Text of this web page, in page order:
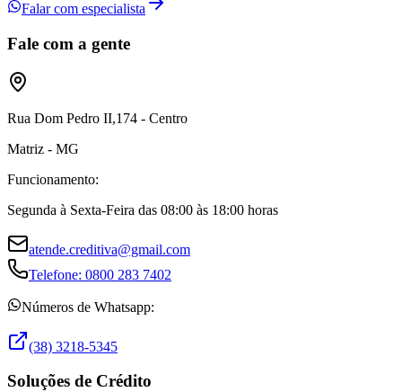
Falar com especialista
Fale com a gente
Rua Dom Pedro II,174 - Centro
Matriz - MG
Funcionamento:
Segunda à Sexta-Feira das 08:00 às 18:00 horas
atende.creditiva@gmail.com
Telefone: 0800 283 7402
Números de Whatsapp:
(38) 3218-5345
Soluções de Crédito